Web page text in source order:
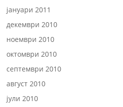
јануари 2011
декември 2010
ноември 2010
октомври 2010
септември 2010
август 2010
јули 2010